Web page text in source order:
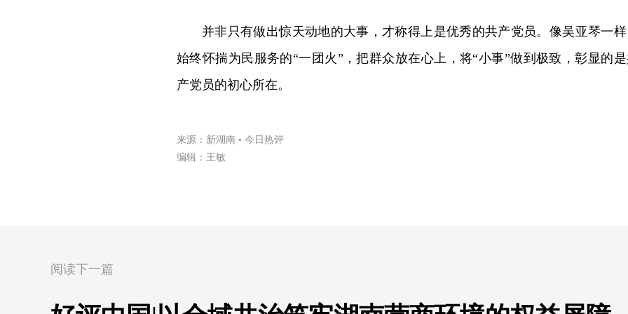
并非只有做出惊天动地的大事，才称得上是优秀的共产党员。像吴亚琴一
始终怀揣为民服务的“一团火”，把群众放在心上，将“小事”做到极致，彰显的
产党员的初心所在。
来源：新湖南 • 今日热评
编辑：王敏
阅读下一篇